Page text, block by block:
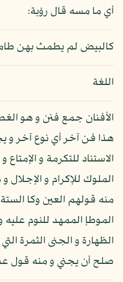
أي ما مسه قال رؤبة:
كالبيض لم يطمث بهن
اللغة
الأفنان جمع فنن و هو
هذا فن آخر أي نوع آخر و
الاستناد للتكرمة و
الملوك للإكرام و
منه قولهم العين وكا
الموطإ الممهد للنوم
الظهارة و الجنى الثمرة
صلح أن يجني و منه قول